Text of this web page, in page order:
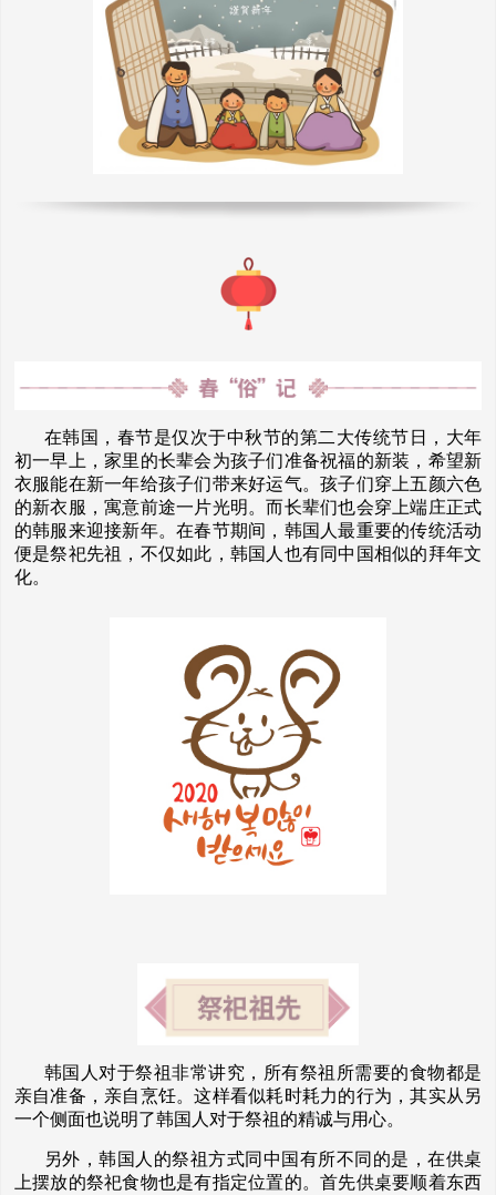
在韩国，春节是仅次于中秋节的第二大传统节日，大年
初一早上，家里的长辈会为孩子们准备祝福的新装，希望新
衣服能在新一年给孩子们带来好运气。孩子们穿上五颜六色
的新衣服，寓意前途一片光明。而长辈们也会穿上端庄正式
的韩服来迎接新年。在春节期间，韩国人最重要的传统活动
便是祭祀先祖，不仅如此，韩国人也有同中国相似的拜年文
化。
韩国人对于祭祖非常讲究，所有祭祖所需要的食物都是
亲自准备，亲自烹饪。这样看似耗时耗力的行为，其实从另
一个侧面也说明了韩国人对于祭祖的精诚与用心。
另外，韩国人的祭祖方式同中国有所不同的是，在供桌
上摆放的祭祀食物也是有指定位置的。首先供桌要顺着东西